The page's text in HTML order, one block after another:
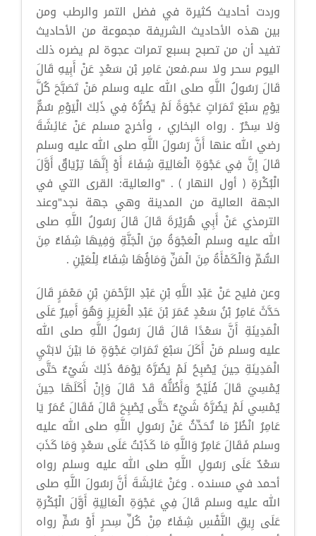
وردت أحاديث كثيرة في فضل التمر والرطب ومن
بين هذه الأحاديث الشريفة مجموعة من الأحاديث
تفيد أن من تصبح بسبع تمرات عجوة لم يضره ذلك
اليوم سحر ولا سم.فعن عَامِر بْن سَعْدٍ عَنْ أَبِيهِ قَالَ
قَالَ رَسُولُ اللَّهِ صلى الله عليه وسلم مَنْ تَصَبَّحَ كُلَّ
يَوْمٍ سَبْعَ تَمَرَاتٍ عَجْوَةً لَمْ يَضُرُّهُ فِي ذَلِكَ الْيَوْمِ سُمٌّ
وَلا سِحْرٌ . رواه البخاري ، وأخرج مسلم عَنْ عَائِشَةَ
رضي الله عنها أَنَّ رَسُولَ اللَّهِ صلى الله عليه وسلم
قَالَ إِنَّ فِي عَجْوَةِ الْعَالِيَةِ شِفَاءً أَوْ إِنَّهَا تِرْيَاقٌ أَوَّلَ
الْبُكْرَةِ ( أول النهار ) . "والعالية: القرى التي في
الجهة العالية من المدينة وهي جهة نجد"وعند
الترمذي عَنْ أَبِي هُرَيْرَةَ قَالَ قَالَ رَسُولُ اللَّهِ صلى
الله عليه وسلم الْعَجْوَةُ مِنَ الْجَنَّةِ وَفِيهَا شِفَاءٌ مِنَ
السُّمِّ وَالْكَمْأَةُ مِنَ الْمَنِّ وَمَاؤُهَا شِفَاءٌ لِلْعَيْنِ .
وعن فليح عَنْ عَبْدِ اللَّهِ بْنِ عَبْدِ الرَّحْمَنِ بْنِ مَعْمَرٍ قَالَ
حَدَّثَ عَامِرُ بْنُ سَعْدٍ عُمَرَ بْنَ عَبْدِ الْعَزِيزِ وَهُوَ أَمِيرٌ عَلَى
الْمَدِينَةِ أَنَّ سَعْدًا قَالَ قَالَ رَسُولُ اللَّهِ صلى الله
عليه وسلم مَنْ أَكَلَ سَبْعَ تَمَرَاتِ عَجْوَةٍ مَا بَيْنَ لابَتَيِ
الْمَدِينَةِ حِينَ يُصْبِحُ لَمْ يَضُرَّهُ يَوْمَهُ ذَلِكَ شَيْءٌ حَتَّى
يُمْسِيَ قَالَ فُلَيْحٌ وَأَظُنُّهُ قَدْ قَالَ وَإِنْ أَكَلَهَا حِينَ
يُمْسِي لَمْ يَضُرَّهُ شَيْءٌ حَتَّى يُصْبِحَ قَالَ فَقَالَ عُمَرُ يَا
عَامِرُ انْظُرْ مَا تُحَدِّثُ عَنْ رَسُولِ اللَّهِ صلى الله عليه
وسلم فَقَالَ عَامِرٌ وَاللَّهِ مَا كَذَبْتُ عَلَى سَعْدٍ وَمَا كَذَبَ
سَعْدٌ عَلَى رَسُولِ اللَّهِ صلى الله عليه وسلم رواه
أحمد في مسنده . وعَنْ عَائِشَةَ أَنَّ رَسُولَ اللَّهِ صلى
الله عليه وسلم قَالَ فِي عَجْوَةِ الْعَالِيَةِ أَوَّلَ الْبُكْرَةِ
عَلَى رِيقِ النَّفْسِ شِفَاءٌ مِنْ كُلِّ سِحرٍ أَوْ سُمٍّ رواه